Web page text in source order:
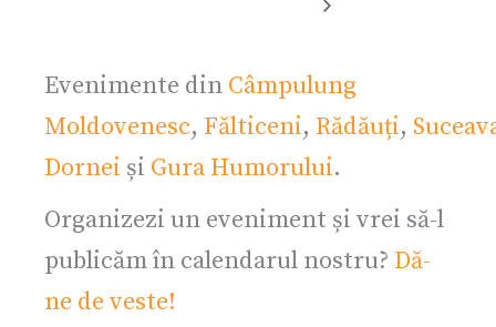
Evenimente din Câmpulung
Moldovenesc, Fălticeni, Rădăuți,
Dornei și Gura Humorului.
Organizezi un eveniment și vrei să-l
publicăm în calendarul nostru? Dă-
ne de veste!